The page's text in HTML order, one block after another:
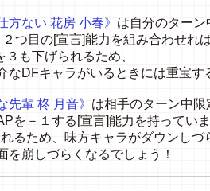
方ない 花房 小春》 は自分のター
つ目の[宣言]能力を組み合わせれ
３も下げられるため、
なDFキャラがいるときには重宝す
先輩 柊 月音》 は相手のターン中限
を－１する [宣言]能力を持ってい
るため、味方キャラがダウンしづ
を崩しづらくなるでしょう！